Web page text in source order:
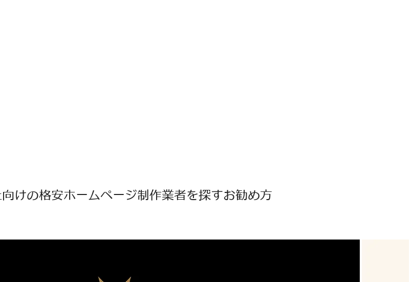
けの格安ホームページ制作業者を探すお勧め方